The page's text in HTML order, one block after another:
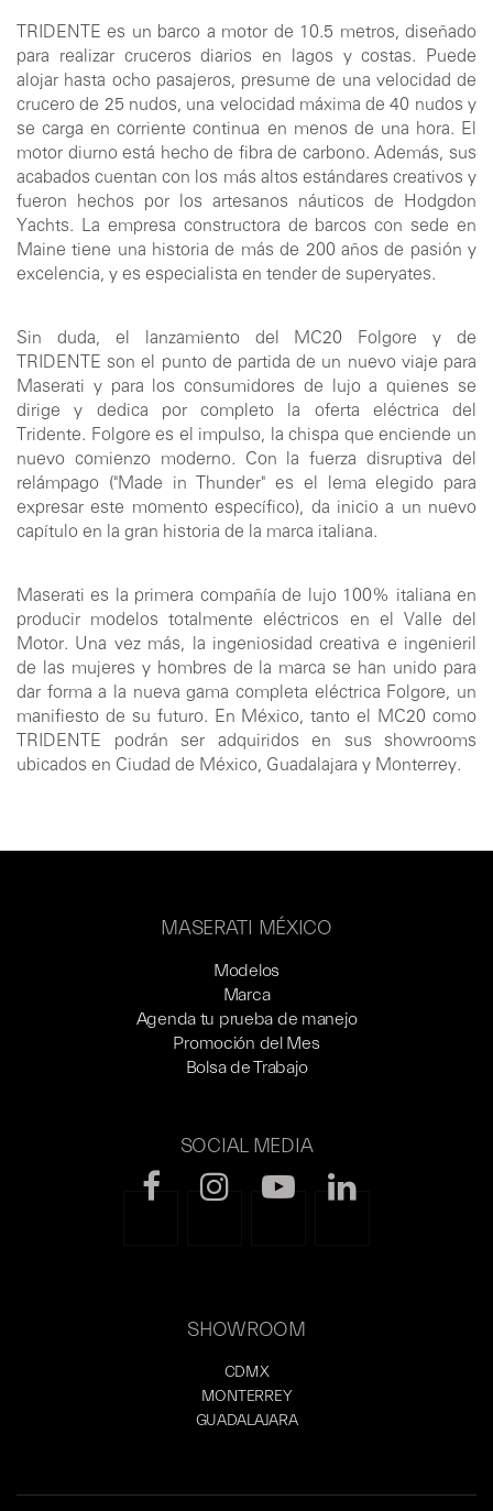
TRIDENTE es un barco a motor de 10.5 metros, diseñado
para realizar cruceros diarios en lagos y costas. Puede
alojar hasta ocho pasajeros, presume de una velocidad de
crucero de 25 nudos, una velocidad máxima de 40 nudos y
se carga en corriente continua en menos de una hora. El
motor diurno está hecho de fibra de carbono. Además, sus
acabados cuentan con los más altos estándares creativos y
fueron hechos por los artesanos náuticos de Hodgdon
Yachts. La empresa constructora de barcos con sede en
Maine tiene una historia de más de 200 años de pasión y
excelencia, y es especialista en tender de superyates.
Sin duda, el lanzamiento del MC20 Folgore y de
TRIDENTE son el punto de partida de un nuevo viaje para
Maserati y para los consumidores de lujo a quienes se
dirige y dedica por completo la oferta eléctrica del
Tridente. Folgore es el impulso, la chispa que enciende un
nuevo comienzo moderno. Con la fuerza disruptiva del
relámpago ("Made in Thunder" es el lema elegido para
expresar este momento específico), da inicio a un nuevo
capítulo en la gran historia de la marca italiana.
Maserati es la primera compañía de lujo 100% italiana en
producir modelos totalmente eléctricos en el Valle del
Motor. Una vez más, la ingeniosidad creativa e ingenieril
de las mujeres y hombres de la marca se han unido para
dar forma a la nueva gama completa eléctrica Folgore, un
manifiesto de su futuro. En México, tanto el MC20 como
TRIDENTE podrán ser adquiridos en sus showrooms
ubicados en Ciudad de México, Guadalajara y Monterrey.
MASERATI MÉXICO
Modelos
Marca
Agenda tu prueba de manejo
Promoción del Mes
Bolsa de Trabajo
SOCIAL MEDIA
SHOWROOM
CDMX
MONTERREY
GUADALAJARA